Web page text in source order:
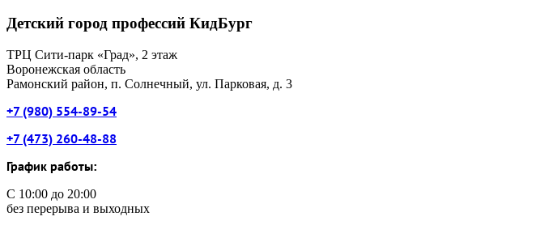
Детский город профессий КидБург
ТРЦ Сити-парк «Град», 2 этаж
Воронежская область
Рамонский район, п. Солнечный, ул. Парковая, д. 3
+7 (980) 554-89-54
+7 (473) 260-48-88
График работы:
С 10:00 до 20:00
без перерыва и выходных